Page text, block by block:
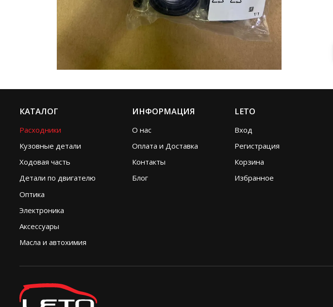
КАТАЛОГ
Расходники
Кузовные детали
Ходовая часть
Детали по двигателю
Оптика
Электроника
Аксессуары
Масла и автохимия
ИНФОРМАЦИЯ
О нас
Оплата и Доставка
Контакты
Блог
LETO
Вход
Регистрация
Корзина
Избранное